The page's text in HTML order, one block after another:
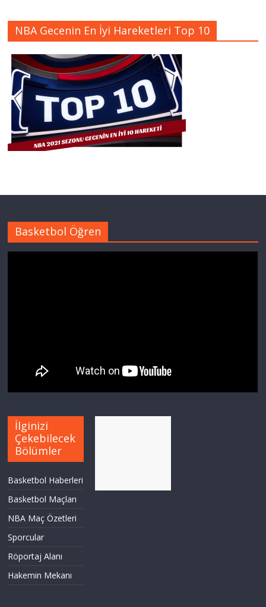
NBA Gecenin En İyi Hareketleri Top 10
Basketbol Öğren
İlginizi
Çekebilecek
Bölümler
Basketbol Haberleri
Basketbol Maçları
NBA Maç Özetleri
Sporcular
Röportaj Alanı
Hakemin Mekanı